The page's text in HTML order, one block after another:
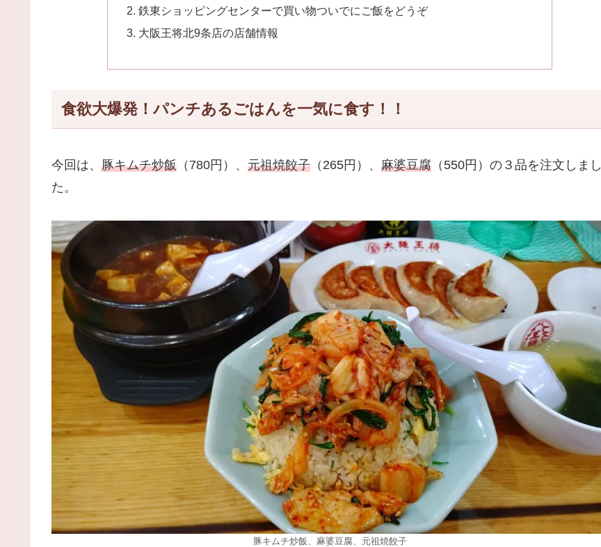
鉄東ショッピングセンターで買い物ついでにご飯をどうぞ
大阪王将北9条店の店舗情報
食欲大爆発！パンチあるごはんを一気に食す！！
今回は、 豚キムチ炒飯 （780円）、 元祖焼餃子 （265円）、 麻婆豆腐 （550円）の３品を注文しまし
た。
豚キムチ炒飯、麻婆豆腐、元祖焼餃子